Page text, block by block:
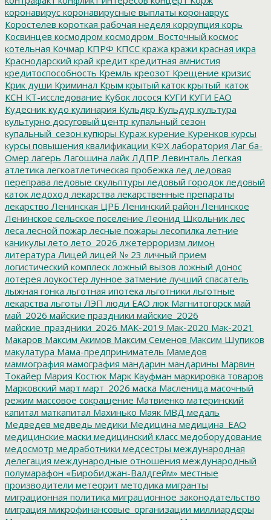
коронавирус коронавирусные выплаты коронаврус
Коростелев короткая рабочая неделя коррупция корь
Косвинцев космодром космодром_Восточный космос
котельная Кочмар КПРФ КПСС кража кражи красная икра
Краснодарский край кредит кредитная амнистия
кредитоспособность Кремль креозот Крещение кризис
Крик души Криминал Крым крытый каток крытый_каток
КСН КТ-исследование Кубок лосося КУГИ КУГИ ЕАО
Кудесник кудо кулинария Кульдкр Кульдур культура
культурно досуговый центр купальный сезон
купальный_сезон купюры Кураж курение Куренков курсы
курсы повышения квалификации КФХ лаборатория Лаг ба-
Омер лагерь Лагошина лайк ЛДПР Левинталь Легкая
атлетика легкоатлетическая пробежка лед ледовая
переправа ледовые скульптуры ледовый городок ледовый
каток ледоход лекарства лекарственные препараты
лекарство Ленинская ЦРБ Ленинский район Ленинское
Ленинское сельское поселение Леонид Школьник лес
леса лесной пожар лесные пожары лесопилка летние
каникулы лето лето_2026 лжетерроризм лимон
литература Лицей лицей № 23 личный прием
логистический комплеск ложный вызов ложный донос
лотерея лоукостер лунное затмение лучший спасатель
лыжная гонка льготная ипотека льготники льготные
лекарства льготы ЛЭП люди ЕАО люк Магнитогорск май
май_2026 майские праздники майские_2026
майские_праздники_2026 МАК-2019 Мак-2020 Мак-2021
Макаров Максим Акимов Максим Семенов Максим Шупиков
макулатура Мама-предприниматель Мамедов
маммография мамография мандарин мандарины Марвин
Токайер Мария Костюк Марк Кауфман маркировка товаров
Марковский март март_2026 маска Масленица масочный
режим массовое сокращение Матвиенко материнский
капитал маткапитал Махинько Маяк МВД медаль
Медведев медведь медики Медицина медицина_ЕАО
медицинские маски медицинский класс медоборудование
медосмотр медработники медсестры международная
делегация международные отношения международный
полумарафон «Биробиджан-Валдгейм» местные
производители метеорит методика мигранты
миграционная политика миграционное законодательство
миграция микрофинансовые_организации миллиардеры